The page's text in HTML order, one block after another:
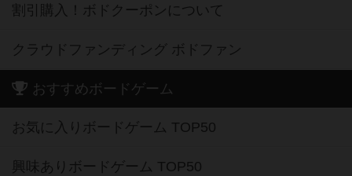
割引購入！ボドクーポンについて
クラウドファンディング ボドファン
おすすめボードゲーム
お気に入りボードゲーム TOP50
興味ありボードゲーム TOP50